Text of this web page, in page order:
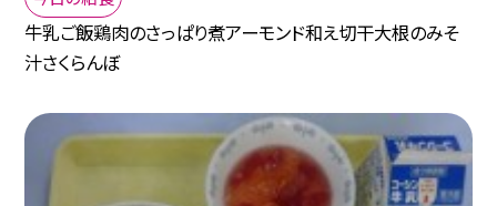
牛乳ご飯鶏肉のさっぱり煮アーモンド和え切干大根のみそ
汁さくらんぼ